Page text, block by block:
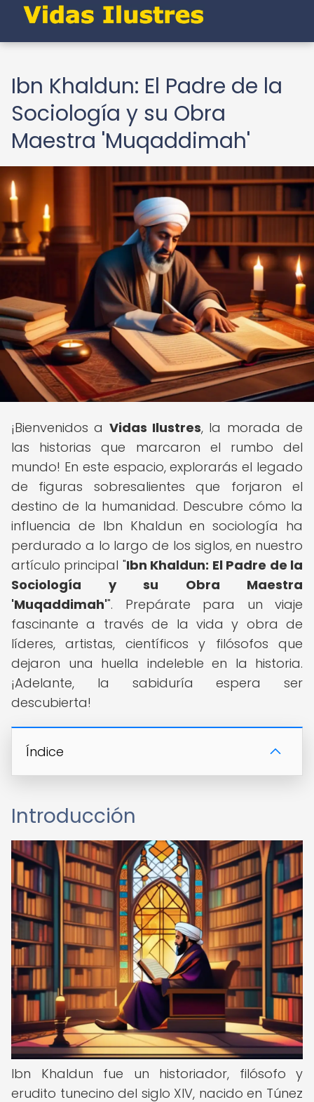
Ibn Khaldun: El Padre de la
Sociología y su Obra
Maestra 'Muqaddimah'
¡Bienvenidos a Vidas Ilustres, la morada de
las historias que marcaron el rumbo del
mundo! En este espacio, explorarás el legado
de figuras sobresalientes que forjaron el
destino de la humanidad. Descubre cómo la
influencia de Ibn Khaldun en sociología ha
perdurado a lo largo de los siglos, en nuestro
artículo principal "Ibn Khaldun: El Padre de la
Sociología y su Obra Maestra
'Muqaddimah'". Prepárate para un viaje
fascinante a través de la vida y obra de
líderes, artistas, científicos y filósofos que
dejaron una huella indeleble en la historia.
¡Adelante, la sabiduría espera ser
descubierta!
Índice
Introducción
Ibn Khaldun fue un historiador, filósofo y
erudito tunecino del siglo XIV, nacido en Túnez